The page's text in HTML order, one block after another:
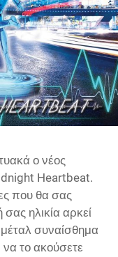
ο νέος
Heartbeat.
που θα σας
σας ηλικία αρκεί
συναίσθημα
το ακούσετε